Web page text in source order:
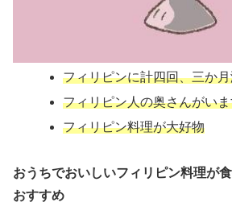
フィリピンに計四回、三か
フィリピン人の奥さんがい
フィリピン料理が大好物
おうちでおいしいフィリピン料理が
おすすめ